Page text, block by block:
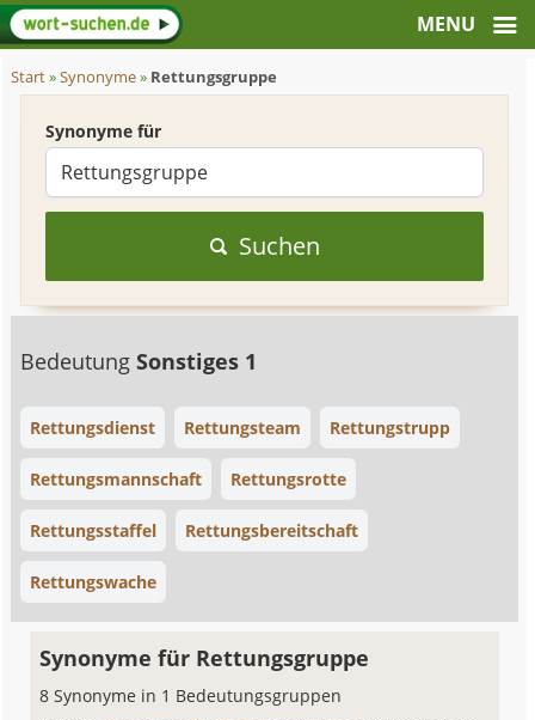
Start»Synonyme» Rettungsgruppe
Synonyme für
Suchen
BedeutungSonstiges 1
Rettungsdienst Rettungsteam Rettungstrupp
Rettungsmannschaft Rettungsrotte
Rettungsstaffel Rettungsbereitschaft
Rettungswache
Synonyme für Rettungsgruppe
8 Synonyme in 1 Bedeutungsgruppen